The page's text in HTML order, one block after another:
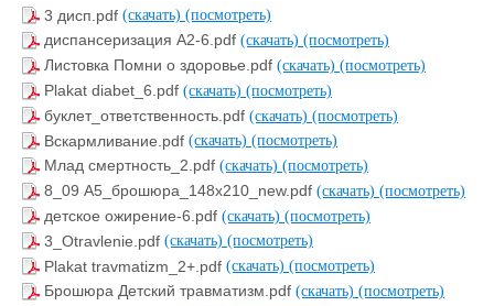
3 дисп.pdf (скачать) (посмотреть)
диспансеризация А2-6.pdf (скачать) (посмотреть)
Листовка Помни о здоровье.pdf (скачать) (посмотреть)
Plakat diabet_6.pdf (скачать) (посмотреть)
буклет_ответственность.pdf (скачать) (посмотреть)
Вскармливание.pdf (скачать) (посмотреть)
Млад смертность_2.pdf (скачать) (посмотреть)
8_09 А5_брошюра_148х210_new.pdf (скачать) (посмотреть)
детское ожирение-6.pdf (скачать) (посмотреть)
3_Otravlenie.pdf (скачать) (посмотреть)
Plakat travmatizm_2+.pdf (скачать) (посмотреть)
Брошюра Детский травматизм.pdf (скачать) (посмотреть)